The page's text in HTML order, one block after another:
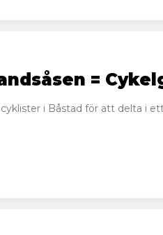
=
i Båstad för att delta i